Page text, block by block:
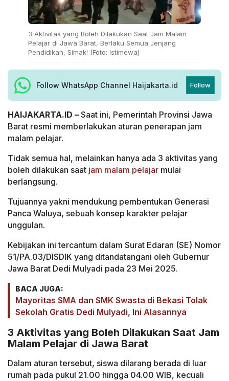
3 Aktivitas yang Boleh Dilakukan Saat Jam Malam
Pelajar di Jawa Barat, Berlaku Semua Jenjang
Pendidikan, Simak! (Foto: Istimewa)
Follow WhatsApp Channel Haijakarta.id Follow
HAIJAKARTA.ID – Saat ini, Pemerintah Provinsi Jawa
Barat resmi memberlakukan aturan penerapan jam
malam pelajar.
Tidak semua hal, melainkan hanya ada 3 aktivitas yang
boleh dilakukan saat jam malam pelajar mulai
berlangsung.
Tujuannya yakni mendukung pembentukan Generasi
Panca Waluya, sebuah konsep karakter pelajar
unggulan.
Kebijakan ini tercantum dalam Surat Edaran (SE) Nomor
51/PA.03/DISDIK yang ditandatangani oleh Gubernur
Jawa Barat Dedi Mulyadi pada 23 Mei 2025.
BACA JUGA:
Mayoritas SMA dan SMK Swasta di Bekasi Tolak
Sekolah Gratis Dedi Mulyadi, Ini Alasannya
3 Aktivitas yang Boleh Dilakukan Saat Jam
Malam Pelajar di Jawa Barat
Dalam aturan tersebut, siswa dilarang berada di luar
rumah pada pukul 21.00 hingga 04.00 WIB, kecuali